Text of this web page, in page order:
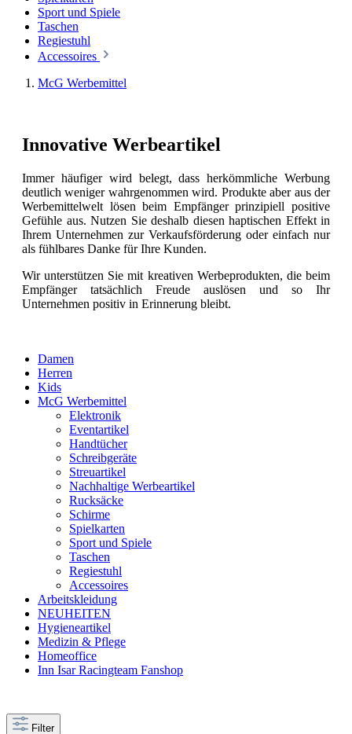
Sport und Spiele
Taschen
Regiestuhl
Accessoires
McG Werbemittel
Innovative Werbeartikel
Immer häufiger wird belegt, dass herkömmliche Werbung
deutlich weniger wahrgenommen wird. Produkte aber aus der
Werbemittelwelt lösen beim Empfänger prinzipiell positive
Gefühle aus. Nutzen Sie deshalb diesen haptischen Effekt in
Ihrem Unternehmen zur Verkaufsförderung oder einfach nur
als fühlbares Danke für Ihre Kunden.
Wir unterstützen Sie mit kreativen Werbeprodukten, die beim
Empfänger tatsächlich Freude auslösen und so Ihr
Unternehmen positiv in Erinnerung bleibt.
Damen
Herren
Kids
McG Werbemittel
Elektronik
Eventartikel
Handtücher
Schreibgeräte
Streuartikel
Nachhaltige Werbeartikel
Rucksäcke
Schirme
Spielkarten
Sport und Spiele
Taschen
Regiestuhl
Accessoires
Arbeitskleidung
NEUHEITEN
Hygieneartikel
Medizin & Pflege
Homeoffice
Inn Isar Racingteam Fanshop
Filter